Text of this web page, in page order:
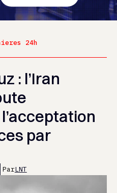
24h
: l’Iran
par
ParLNT